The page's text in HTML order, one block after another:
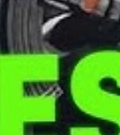
จจัยประกอบกัน
ละราคา เรามอง